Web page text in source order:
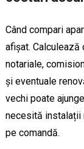
Când compari
afișat. Calculează
notariale,
și eventuale
vechi poate
necesită instalații
pe comandă.